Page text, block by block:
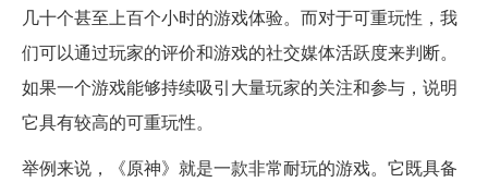
几十个甚至上百个小时的游戏体验。而对于可重玩性，我
们可以通过玩家的评价和游戏的社交媒体活跃度来判断。
如果一个游戏能够持续吸引大量玩家的关注和参与，说明
它具有较高的可重玩性。
举例来说，《原神》就是一款非常耐玩的游戏。它既具备